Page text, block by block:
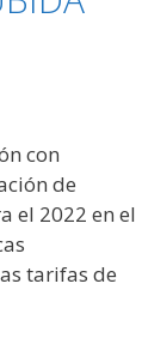
con
de
el 2022 en el
tarifas de